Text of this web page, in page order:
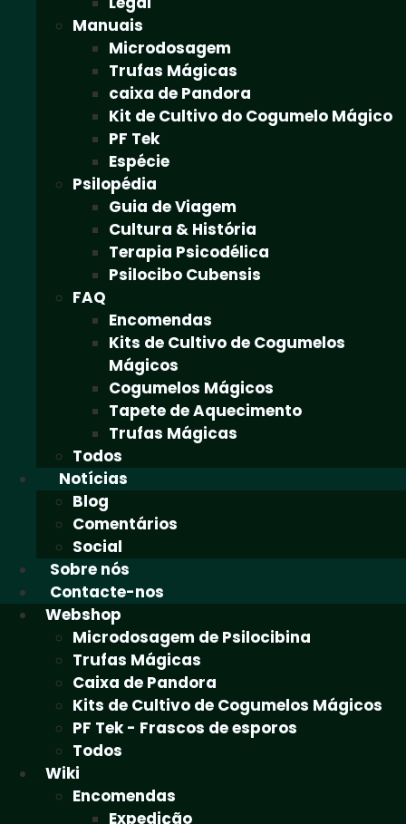
Manuais
Microdosagem
Trufas Mágicas
caixa de Pandora
Kit de Cultivo do Cogumelo Mágico
PF Tek
Espécie
Psilopédia
Guia de Viagem
Cultura & História
Terapia Psicodélica
Psilocibo Cubensis
FAQ
Encomendas
Kits de Cultivo de Cogumelos
Mágicos
Cogumelos Mágicos
Tapete de Aquecimento
Trufas Mágicas
Todos
Notícias
Blog
Comentários
Social
Sobre nós
Contacte-nos
Webshop
Microdosagem de Psilocibina
Trufas Mágicas
Caixa de Pandora
Kits de Cultivo de Cogumelos Mágicos
PF Tek - Frascos de esporos
Todos
Wiki
Encomendas
Expedição